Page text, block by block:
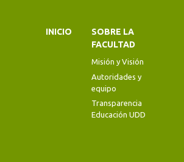
INICIO
SOBRE LA
FACULTAD
Misión y Visión
Autoridades y
equipo
Transparencia
Educación UDD